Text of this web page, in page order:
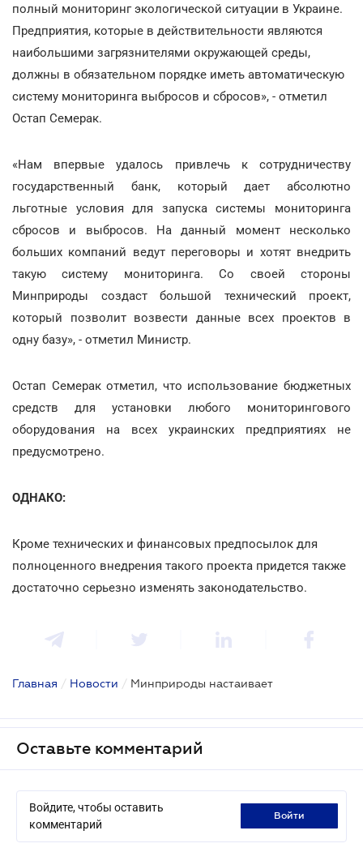
полный мониторинг экологической ситуации в Украине.
Предприятия, которые в действительности являются
наибольшими загрязнителями окружающей среды,
должны в обязательном порядке иметь автоматическую
систему мониторинга выбросов и сбросов», - отметил
Остап Семерак.
«Нам впервые удалось привлечь к сотрудничеству
государственный банк, который дает абсолютно
льготные условия для запуска системы мониторинга
сбросов и выбросов. На данный момент несколько
больших компаний ведут переговоры и хотят внедрить
такую систему мониторинга. Со своей стороны
Минприроды создаст большой технический проект,
который позволит возвести данные всех проектов в
одну базу», - отметил Министр.
Остап Семерак отметил, что использование бюджетных
средств для установки любого мониторингового
оборудования на всех украинских предприятиях не
предусмотрено.
ОДНАКО:
Кроме технических и финансовых предпосылок для
полноценного внедрения такого проекта придется также
достаточно серьезно изменять законодательство.
Главная / Новости / Минприроды настаивает
Оставьте комментарий
Войдите, чтобы оставить
комментарий
войти